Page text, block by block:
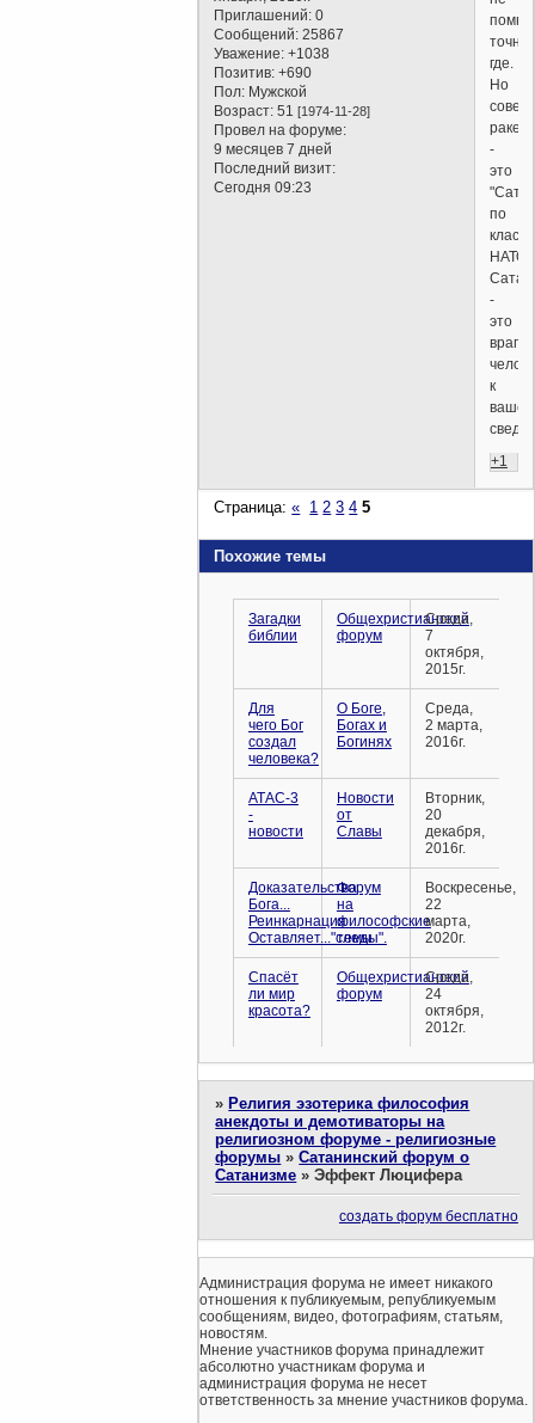
Приглашений: 0
Сообщений: 25867
Уважение: +1038
Позитив: +690
Пол: Мужской
Возраст: 51[1974-11-28]
Провел на форуме:
9 месяцев 7 дней
Последний визит:
Сегодня 09:23
точно
где.
Но
-
это
по
НАТО.
-
это
враг
к
+1
Страница:« 1 2 3 4 5
Похожие темы
Загадки
библии
Общехристианский
форум
Среда,
7
октября,
2015г.
Для
чего Бог
создал
человека?
О Боге,
Богах и
Богинях
Среда,
2 марта,
2016г.
АТАС-3
-
новости
Новости
от
Славы
Вторник,
20
декабря,
2016г.
Доказательства
Бога...
Реинкарнация
Оставляет..."следы".
Форум
на
философские
темы
Воскресенье,
22
марта,
2020г.
Спасёт
ли мир
красота?
Общехристианский
форум
Среда,
24
октября,
2012г.
»Религия эзотерика философия
анекдоты и демотиваторы на
религиозном форуме - религиозные
форумы »Сатанинский форум о
Сатанизме »Эффект Люцифера
создать форум бесплатно
Администрация форума не имеет никакого
отношения к публикуемым, републикуемым
сообщениям, видео, фотографиям, статьям,
новостям.
Мнение участников форума принадлежит
абсолютно участникам форума и
администрация форума не несет
ответственность за мнение участников форума.